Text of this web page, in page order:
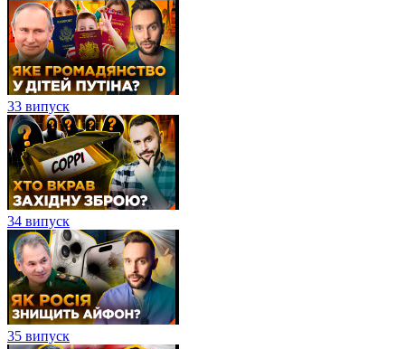
33 випуск
34 випуск
35 випуск